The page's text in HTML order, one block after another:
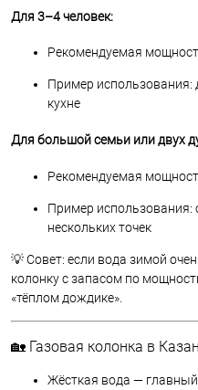
Для 3–4 человек:
Рекомендуемая
Пример использования:
кухне
Для большой семьи или двух
Рекомендуемая
Пример использования:
нескольких точек
💡 Совет: если вода зимой
колонку с запасом по
«тёплом дождике».
🏡 Газовая колонка в
Жёсткая вода — главный